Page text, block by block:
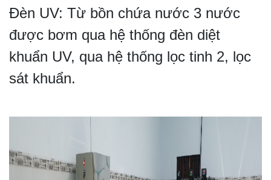
Đèn UV: Từ bồn chứa nước 3 nước
được bơm qua hệ thống đèn diệt
khuẩn UV, qua hệ thống lọc tinh 2, lọc
sát khuẩn.